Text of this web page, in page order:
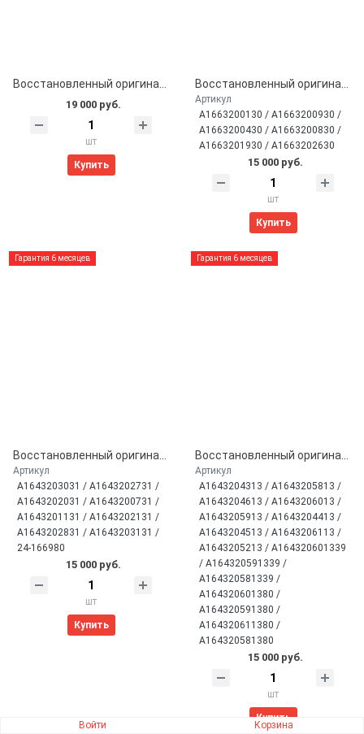
Войти Корзина
19 000 руб.
шт
Купить
Артикул
A1663200130 / A1663200930 /
A1663200430 / A1663200830 /
A1663201930 / A1663202630
15 000 руб.
шт
Купить
Гарантия 6 месяцев
Восстановленный оригинальный задний амортизатор с датчиком ADS для Mercedes W164 ML / GL (A1643202031)
Артикул
A1643203031 / A1643202731 /
A1643202031 / A1643200731 /
A1643201131 / A1643202131 /
A1643202831 / A1643203131 /
24-166980
15 000 руб.
шт
Купить
Гарантия 6 месяцев
Восстановленный оригинальный передний амортизатор с датчиком ADS для Mercedes W164 ML / GL (A1643204313)
Артикул
A1643204313 / A1643205813 /
A1643204613 / A1643206013 /
A1643205913 / A1643204413 /
A1643204513 / A1643206113 /
A1643205213 / A164320601339
/ A164320591339 /
A164320581339 /
A164320601380 /
A164320591380 /
A164320611380 /
A164320581380
15 000 руб.
шт
Купить